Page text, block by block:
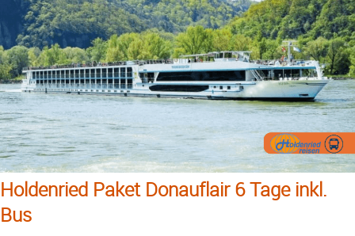
Holdenried Paket Donauflair 6 Tage inkl.
Bus